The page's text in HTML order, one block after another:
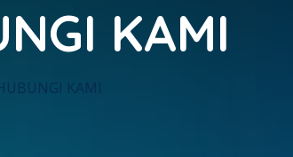
KAMI
KAMI